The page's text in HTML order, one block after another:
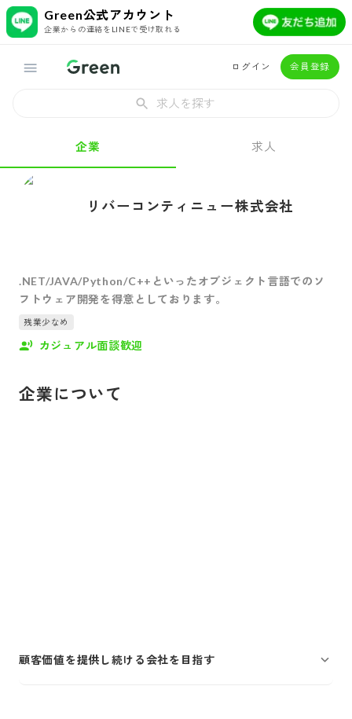
Green公式アカウント
企業からの連絡をLINEで受け取れる
ログイン 会員登録
求人を探す
企業 求人
リバーコンティニュー株式会社
.NET/JAVA/Python/C++といったオブジェクト言語でのソ
フトウェア開発を得意としております。
残業少なめ
カジュアル面談歓迎
企業について
顧客価値を提供し続ける会社を目指す